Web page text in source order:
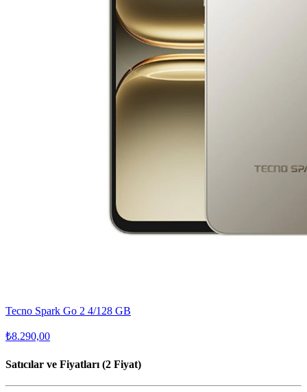
Tecno Spark Go 2 4/128 GB
₺8.290,00
Satıcılar ve Fiyatları (2 Fiyat)